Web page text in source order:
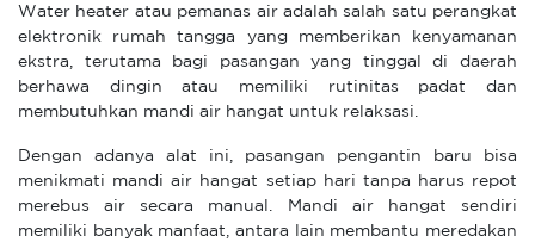
Water heater atau pemanas air adalah salah satu perangkat
elektronik rumah tangga yang memberikan kenyamanan
ekstra, terutama bagi pasangan yang tinggal di daerah
berhawa dingin atau memiliki rutinitas padat dan
membutuhkan mandi air hangat untuk relaksasi.
Dengan adanya alat ini, pasangan pengantin baru bisa
menikmati mandi air hangat setiap hari tanpa harus repot
merebus air secara manual. Mandi air hangat sendiri
memiliki banyak manfaat, antara lain membantu meredakan